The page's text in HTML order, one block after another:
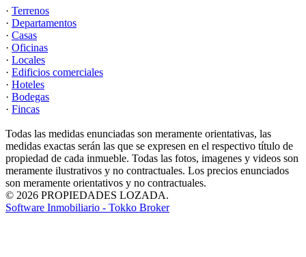
· Terrenos
· Departamentos
· Casas
· Oficinas
· Locales
· Edificios comerciales
· Hoteles
· Bodegas
· Fincas
Todas las medidas enunciadas son meramente orientativas, las
medidas exactas serán las que se expresen en el respectivo título de
propiedad de cada inmueble. Todas las fotos, imagenes y videos son
meramente ilustrativos y no contractuales. Los precios enunciados
son meramente orientativos y no contractuales.
© 2026 PROPIEDADES LOZADA.
Software Inmobiliario - Tokko Broker